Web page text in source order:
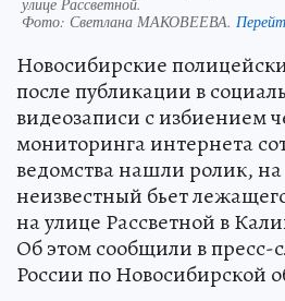
Фото: Светлана МАКОВЕЕВА.
Новосибирские
после публикации в
видеозаписи с избиением
мониторинга интернета
ведомства нашли ролик,
неизвестный бьет
на улице Рассветной в
Об этом сообщили в
России по Новосибирской